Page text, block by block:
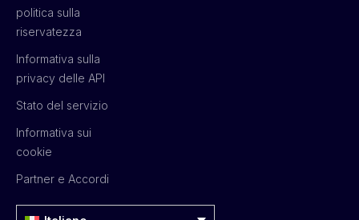
politica sulla
riservatezza
Informativa sulla
privacy delle API
Stato del servizio
Informativa sui
cookie
Partner e Accordi